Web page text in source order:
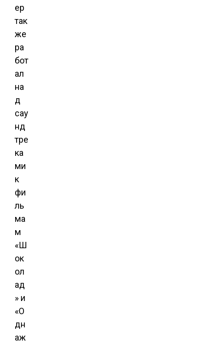
ер
так
же
ра
бот
ал
на
д
сау
нд
тре
ка
ми
к
фи
ль
ма
м
«Ш
ок
ол
ад
» и
«О
дн
аж